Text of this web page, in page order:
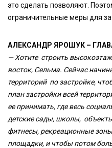
это сделать позволяют.
ограничительные меры для
АЛЕКСАНДР ЯРОШУК –
— Хотите строить
восток, Сельма. Сейчас
территорий по застройке,
план застройки всей
ее принимать, где весь
детские сады, школы,
фитнесы, рекреационные
площадки, и чтобы потом